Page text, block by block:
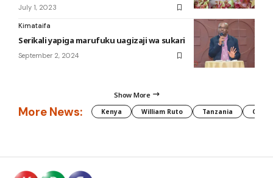
July 1, 2023
Kimataifa
Serikali yapiga marufuku uagizaji wa sukari
September 2, 2024
Show More
More News: Kenya William Ruto Tanzania CAF